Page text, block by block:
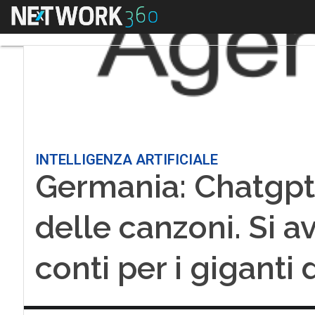
Menu
INTELLIGENZA ARTIFICIALE
Germania:
delle canzoni. Si
conti per i giganti